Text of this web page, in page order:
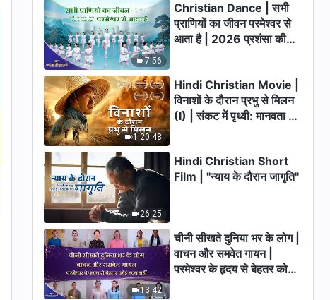
7:56
Christian Dance | सभी
प्राणियों का जीवन परमेश्वर से
आता है | 2026 प्रशंसा की
1:20:48
Hindi Christian Movie |
विनाशों के दौरान प्रभु से मिलन
(I) | संकट में पृथ्वी: मानवता का
26:25
Hindi Christian Short
Film | "न्याय के दौरान जागृति"
13:42
चीनी सीखते दुनिया भर के लोग |
वाचन और समवेत गायन |
परमेश्वर के हृदय से बेहतर कोई